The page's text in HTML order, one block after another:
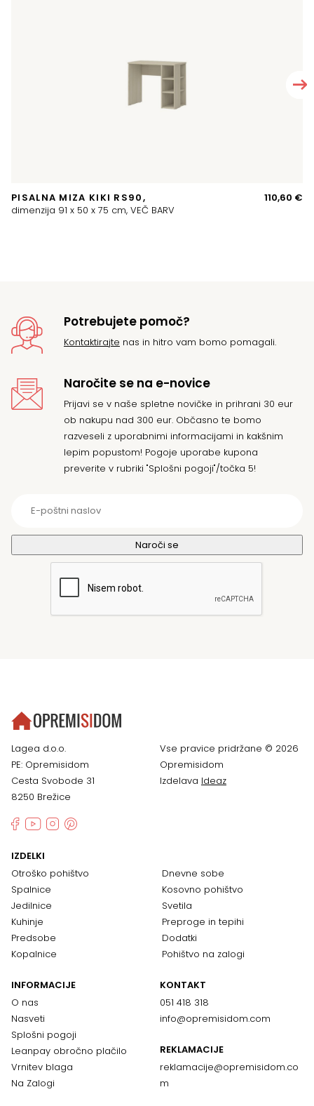
PISALNA MIZA KIKI RS90,
dimenzija 91 x 50 x 75 cm, VEČ BARV
110,60 €
Potrebujete pomoč?
Kontaktirajte nas in hitro vam bomo pomagali.
Naročite se na e-novice
Prijavi se v naše spletne novičke in prihrani 30 eur
ob nakupu nad 300 eur. Občasno te bomo
razveseli z uporabnimi informacijami in kakšnim
lepim popustom! Pogoje uporabe kupona
preverite v rubriki "Splošni pogoji"/točka 5!
Lagea d.o.o.
PE: Opremisidom
Cesta Svobode 31
8250 Brežice
Vse pravice pridržane © 2026
Opremisidom
Izdelava Ideaz
IZDELKI
Otroško pohištvo
Spalnice
Jedilnice
Kuhinje
Predsobe
Kopalnice
Dnevne sobe
Kosovno pohištvo
Svetila
Preproge in tepihi
Dodatki
Pohištvo na zalogi
INFORMACIJE
O nas
Nasveti
Splošni pogoji
Leanpay obročno plačilo
Vrnitev blaga
Na Zalogi
KONTAKT
051 418 318
info@opremisidom.com
REKLAMACIJE
reklamacije@opremisidom.co
m